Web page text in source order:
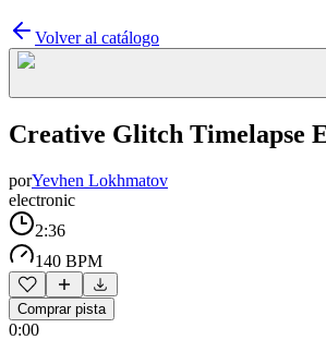
Volver al catálogo
Creative Glitch Timelapse
porYevhen Lokhmatov
electronic
2:36
140 BPM
Comprar pista
0:00